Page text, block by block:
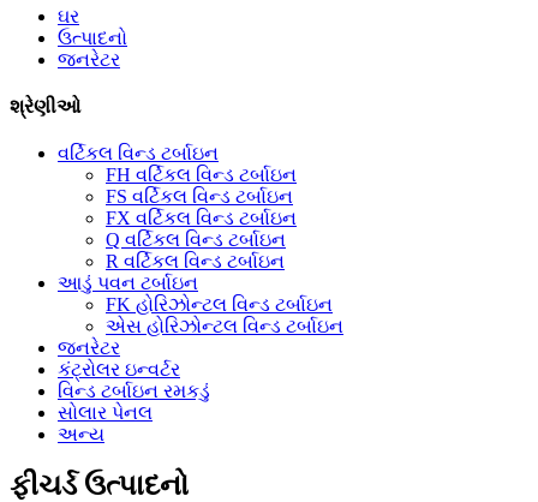
ઘર
ઉત્પાદનો
જનરેટર
શ્રેણીઓ
વર્ટિકલ વિન્ડ ટર્બાઇન
FH વર્ટિકલ વિન્ડ ટર્બાઇન
FS વર્ટિકલ વિન્ડ ટર્બાઇન
FX વર્ટિકલ વિન્ડ ટર્બાઇન
Q વર્ટિકલ વિન્ડ ટર્બાઇન
R વર્ટિકલ વિન્ડ ટર્બાઇન
આડું પવન ટર્બાઇન
FK હોરિઝોન્ટલ વિન્ડ ટર્બાઇન
એસ હોરિઝોન્ટલ વિન્ડ ટર્બાઇન
જનરેટર
કંટ્રોલર ઇન્વર્ટર
વિન્ડ ટર્બાઇન રમકડું
સોલાર પેનલ
અન્ય
ફીચર્ડ ઉત્પાદનો